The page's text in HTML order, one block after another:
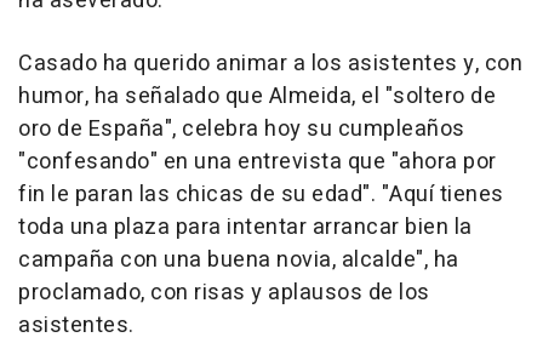
Casado ha querido animar a los asistentes y, con
humor, ha señalado que Almeida, el "soltero de
oro de España", celebra hoy su cumpleaños
"confesando" en una entrevista que "ahora por
fin le paran las chicas de su edad". "Aquí tienes
toda una plaza para intentar arrancar bien la
campaña con una buena novia, alcalde", ha
proclamado, con risas y aplausos de los
asistentes.